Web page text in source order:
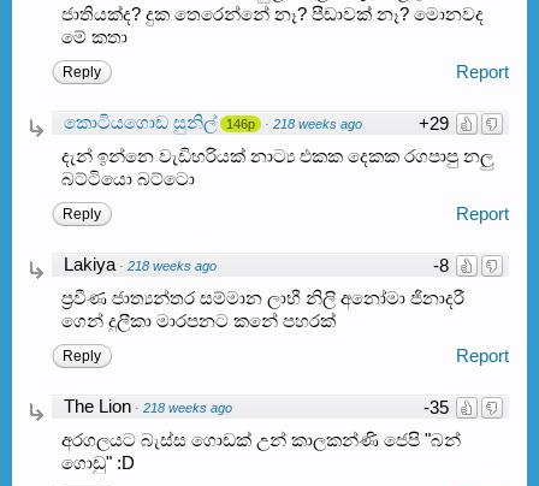
ජාතියක්ද? දුක තෙරෙන්නේ නෑ? පීඩාවක් නෑ? මොනවද
මේ කතා
Report
Reply
+29
කොටියගොඩ සුනිල් 146p · 218 weeks ago
දැන් ඉන්නෙ වැඩිහරියක් නාට්‍ය එකක දෙකක රගපාපු නලු
බට්ටියො බට්ටො
Report
Reply
-8
Lakiya · 218 weeks ago
ප්‍රවීණ ජාත්‍යන්තර සම්මාන ලාභී නිලි අනෝමා ජිනාදරී
ගෙන් දුලීකා මාරපනට කනේ පහරක්
Report
Reply
-35
The Lion · 218 weeks ago
අරගලයට බැස්ස ගොඩක් උන් කාලකන්ණි ජෙපි "බන්
ගොඩු" :D